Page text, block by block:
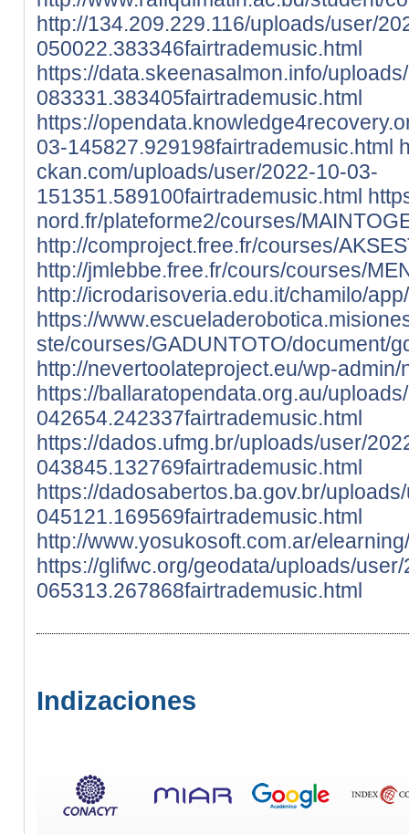
http://134.209.229.116/uploads/user/
050022.383346fairtrademusic.html
https://data.skeenasalmon.info/
083331.383405fairtrademusic.html
https://
03-145827.929198fairtrademusic.html
ckan.com/uploads/user/2022-10-03-
151351.589100fairtrademusic.html
nord.fr/plateforme2/courses/
http://comproject.free.fr/courses/
http://jmlebbe.free.fr/cours/courses/
http://icrodarisoveria.edu.it/chamilo/
https://
ste/courses/GADUNTOTO/document/
http://nevertoolateproject.eu/wp-admin/
https://ballaratopendata.org.au/
042654.242337fairtrademusic.html
https://dados.ufmg.br/uploads/user/
043845.132769fairtrademusic.html
https://dadosabertos.ba.gov.br/
045121.169569fairtrademusic.html
http://www.yosukosoft.com.ar/
https://glifwc.org/geodata/uploads/
065313.267868fairtrademusic.html
Indizaciones